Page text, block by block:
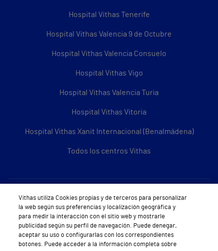
Hospital Vithas Tenerife
Hospital Vithas Valencia 9 de Octubre
Hospital Vithas Valencia Consuelo
Hospital Vithas Vigo
Hospital Vithas Valencia Turia
Hospital Vithas Vitoria
Hospital Vithas Xanit Internacional (Benalmádena)
Todos los centros Vithas
Sobre Vithas
Quiénes somos
Trabajar en Vithas
Vithas utiliza Cookies propias y de terceros para personalizar
la web según sus preferencias y localización geográfica y
para medir la interacción con el sitio web y mostrarle
publicidad según su perfil de navegación. Puede denegar,
aceptar su uso o configurarlas con los correspondientes
botones. Puede acceder a la información completa sobre